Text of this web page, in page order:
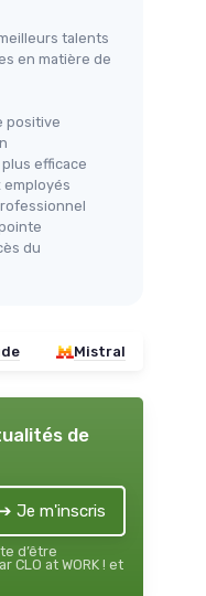
talents
en matière de
positive
efficace
du
Mistral
de
Je m'inscris
d’être
at WORK ! et